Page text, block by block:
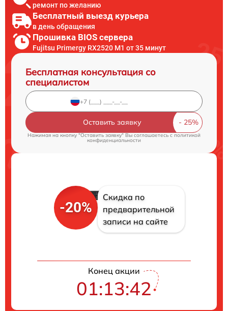
ремонт по желанию
Бесплатный выезд курьера
в день обращения
Прошивка BIOS сервера
Fujitsu Primergy RX2520 M1 от 35 минут
Бесплатная консультация со
специалистом
Оставить заявку
Нажимая на кнопку "Оставить заявку" Вы соглашаетесь cполитикой
конфиденциальности
-20%
Скидка по
предварительной
записи на сайте
Конец акции
01:13:41